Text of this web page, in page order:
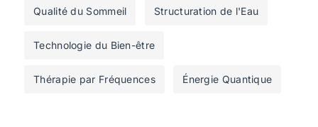
Qualité du Sommeil Structuration de l'Eau
Technologie du Bien-être
Thérapie par Fréquences Énergie Quantique